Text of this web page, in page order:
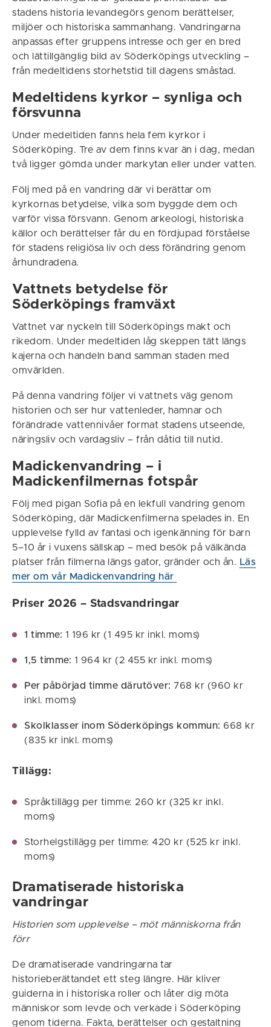
stadens historia levandegörs genom berättelser,
miljöer och historiska sammanhang. Vandringarna
anpassas efter gruppens intresse och ger en bred
och lättillgänglig bild av Söderköpings utveckling –
från medeltidens storhetstid till dagens småstad.
Medeltidens kyrkor – synliga och
försvunna
Under medeltiden fanns hela fem kyrkor i
Söderköping. Tre av dem finns kvar än i dag, medan
två ligger gömda under markytan eller under vatten.
Följ med på en vandring där vi berättar om
kyrkornas betydelse, vilka som byggde dem och
varför vissa försvann. Genom arkeologi, historiska
källor och berättelser får du en fördjupad förståelse
för stadens religiösa liv och dess förändring genom
århundradena.
Vattnets betydelse för
Söderköpings framväxt
Vattnet var nyckeln till Söderköpings makt och
rikedom. Under medeltiden låg skeppen tätt längs
kajerna och handeln band samman staden med
omvärlden.
På denna vandring följer vi vattnets väg genom
historien och ser hur vattenleder, hamnar och
förändrade vattennivåer format stadens utseende,
näringsliv och vardagsliv – från dåtid till nutid.
Madickenvandring – i
Madickenfilmernas fotspår
Följ med pigan Sofia på en lekfull vandring genom
Söderköping, där Madickenfilmerna spelades in. En
upplevelse fylld av fantasi och igenkänning för barn
5–10 år i vuxens sällskap – med besök på välkända
platser från filmerna längs gator, gränder och ån. Läs
mer om vår Madickenvandring här
Priser 2026 – Stadsvandringar
1 timme: 1 196 kr (1 495 kr inkl. moms)
1,5 timme: 1 964 kr (2 455 kr inkl. moms)
Per påbörjad timme därutöver: 768 kr (960 kr
inkl. moms)
Skolklasser inom Söderköpings kommun: 668 kr
(835 kr inkl. moms)
Tillägg:
Språktillägg per timme: 260 kr (325 kr inkl.
moms)
Storhelgstillägg per timme: 420 kr (525 kr inkl.
moms)
Dramatiserade historiska
vandringar
Historien som upplevelse – möt människorna från
förr
De dramatiserade vandringarna tar
historieberättandet ett steg längre. Här kliver
guiderna in i historiska roller och låter dig möta
människor som levde och verkade i Söderköping
genom tiderna. Fakta, berättelser och gestaltning